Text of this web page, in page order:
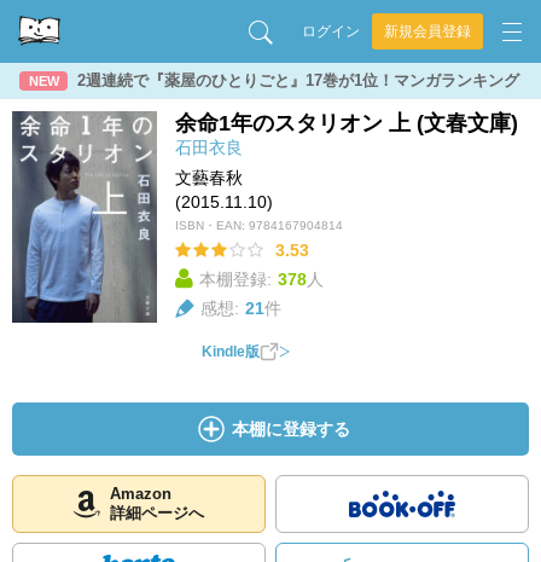
ログイン 新規会員登録
NEW 2週連続で『薬屋のひとりごと』17巻が1位！マンガランキング
余命1年のスタリオン 上 (文春文庫)
石田衣良
文藝春秋
(2015.11.10)
ISBN・EAN: 9784167904814
3.53
本棚登録: 378人
感想: 21件
Kindle版
本棚に登録する
Amazon
詳細ページへ